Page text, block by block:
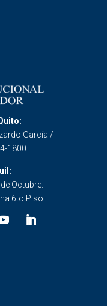
García /
1800
Octubre.
6to Piso